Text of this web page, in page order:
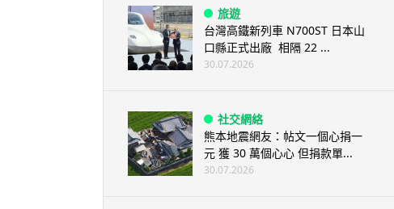
旅遊
台灣高鐵新列車 N700ST 日本山
口縣正式出廠 相隔 22 ...
30.07.2026
社交網絡
熊本地震網友：帖文一個心捐一
元 獲 30 萬個心心 但捐款單...
30.07.2026